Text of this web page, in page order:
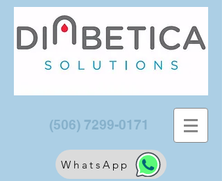
(506) 7299-0171
WhatsApp